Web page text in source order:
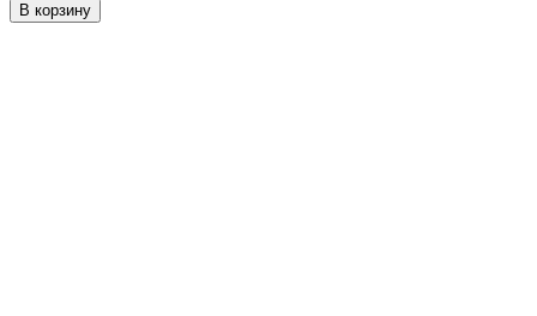
В корзину